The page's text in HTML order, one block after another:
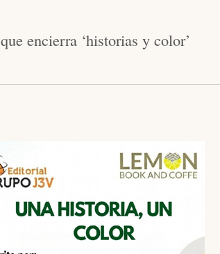
encierra ‘historias y color’